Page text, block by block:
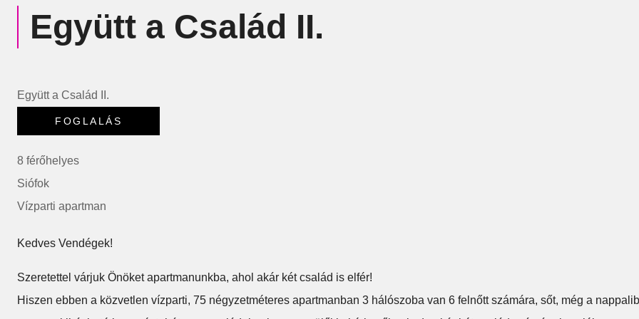
Együtt a Család II.
Együtt a Család II.
8 férőhelyes
Siófok
Vízparti apartman
Kedves Vendégek!
Szeretettel várjuk Önöket apartmanunkba, ahol akár két család is elfér!
Hiszen ebben a közvetlen vízparti, 75 négyzetméteres apartmanban 3 hálószoba van 6 felnőtt számára, sőt, még a